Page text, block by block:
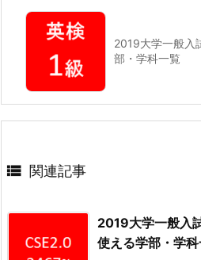
2019大学一般入
部・学科一覧
 関連記事
2019大学一般入
使える学部・学